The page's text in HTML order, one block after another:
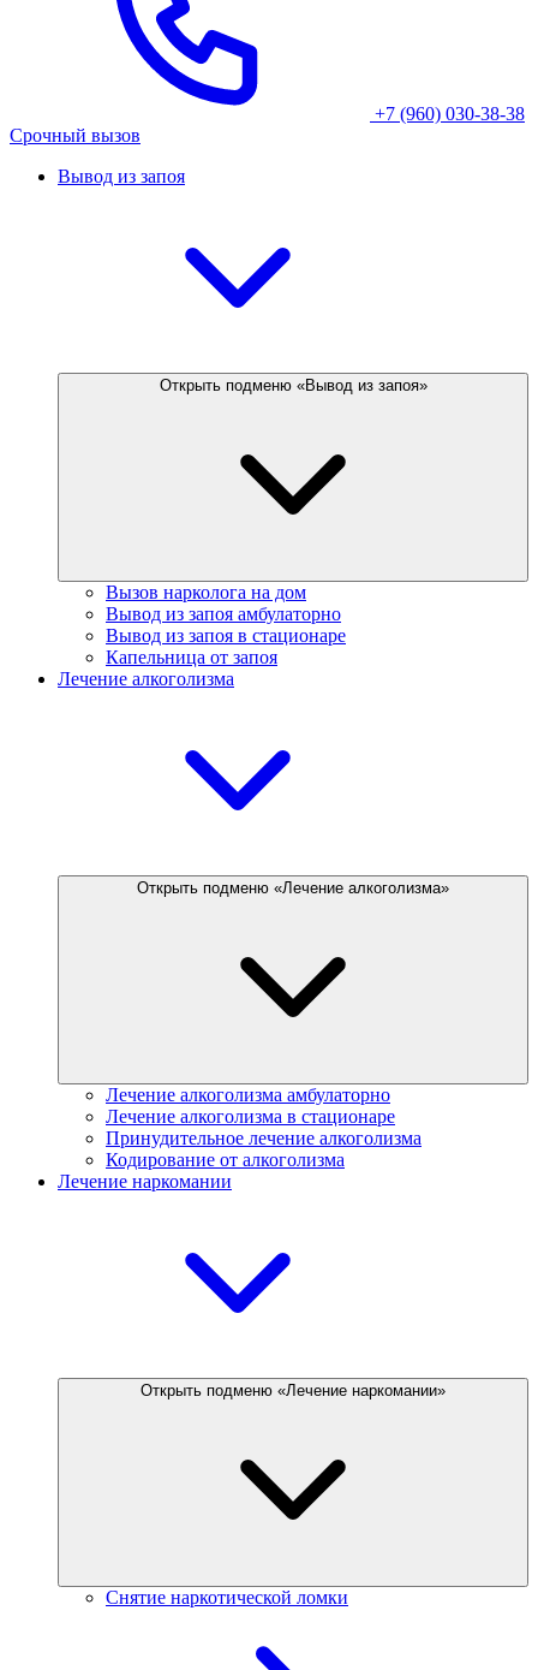
+7 (960) 030-38-38
Срочный вызов
Вывод из запоя
Открыть подменю «Вывод из запоя»
Вызов нарколога на дом
Вывод из запоя амбулаторно
Вывод из запоя в стационаре
Капельница от запоя
Лечение алкоголизма
Открыть подменю «Лечение алкоголизма»
Лечение алкоголизма амбулаторно
Лечение алкоголизма в стационаре
Принудительное лечение алкоголизма
Кодирование от алкоголизма
Лечение наркомании
Открыть подменю «Лечение наркомании»
Снятие наркотической ломки